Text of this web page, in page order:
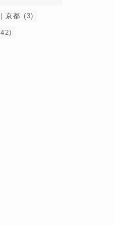
京都 (3)